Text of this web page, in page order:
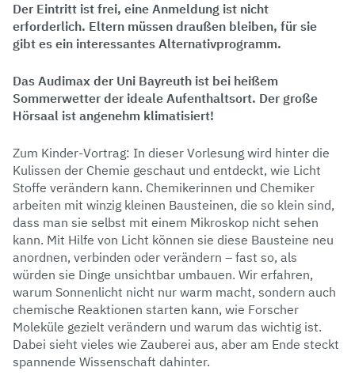
Der Eintritt ist frei, eine Anmeldung ist nicht
erforderlich. Eltern müssen draußen bleiben, für sie
gibt es ein interessantes Alternativprogramm.
Das Audimax der Uni Bayreuth ist bei heißem
Sommerwetter der ideale Aufenthaltsort. Der große
Hörsaal ist angenehm klimatisiert!
Zum Kinder-Vortrag: In dieser Vorlesung wird hinter die
Kulissen der Chemie geschaut und entdeckt, wie Licht
Stoffe verändern kann. Chemikerinnen und Chemiker
arbeiten mit winzig kleinen Bausteinen, die so klein sind,
dass man sie selbst mit einem Mikroskop nicht sehen
kann. Mit Hilfe von Licht können sie diese Bausteine neu
anordnen, verbinden oder verändern – fast so, als
würden sie Dinge unsichtbar umbauen. Wir erfahren,
warum Sonnenlicht nicht nur warm macht, sondern auch
chemische Reaktionen starten kann, wie Forscher
Moleküle gezielt verändern und warum das wichtig ist.
Dabei sieht vieles wie Zauberei aus, aber am Ende steckt
spannende Wissenschaft dahinter.